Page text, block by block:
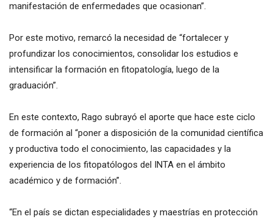
manifestación de enfermedades que ocasionan”.
Por este motivo, remarcó la necesidad de “fortalecer y
profundizar los conocimientos, consolidar los estudios e
intensificar la formación en fitopatología, luego de la
graduación”.
En este contexto, Rago subrayó el aporte que hace este ciclo
de formación al “poner a disposición de la comunidad científica
y productiva todo el conocimiento, las capacidades y la
experiencia de los fitopatólogos del INTA en el ámbito
académico y de formación”.
“En el país se dictan especialidades y maestrías en protección